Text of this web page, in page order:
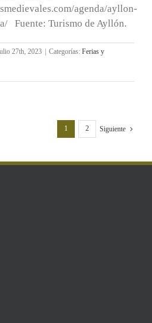
agenda/ayllon-
Fuente: Turismo de Ayllón.
27th, 2023 | Categorías: Ferias y
1 2 Siguiente